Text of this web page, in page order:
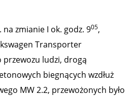
zmianie I ok. godz. 905,
Transporter
ludzi, drogą
biegnących wzdłuż
MW 2.2, przewożonych było